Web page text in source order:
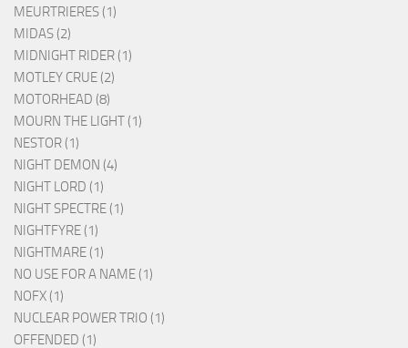
MEURTRIERES (1)
MIDAS (2)
MIDNIGHT RIDER (1)
MOTLEY CRUE (2)
MOTORHEAD (8)
MOURN THE LIGHT (1)
NESTOR (1)
NIGHT DEMON (4)
NIGHT LORD (1)
NIGHT SPECTRE (1)
NIGHTFYRE (1)
NIGHTMARE (1)
NO USE FOR A NAME (1)
NOFX (1)
NUCLEAR POWER TRIO (1)
OFFENDED (1)